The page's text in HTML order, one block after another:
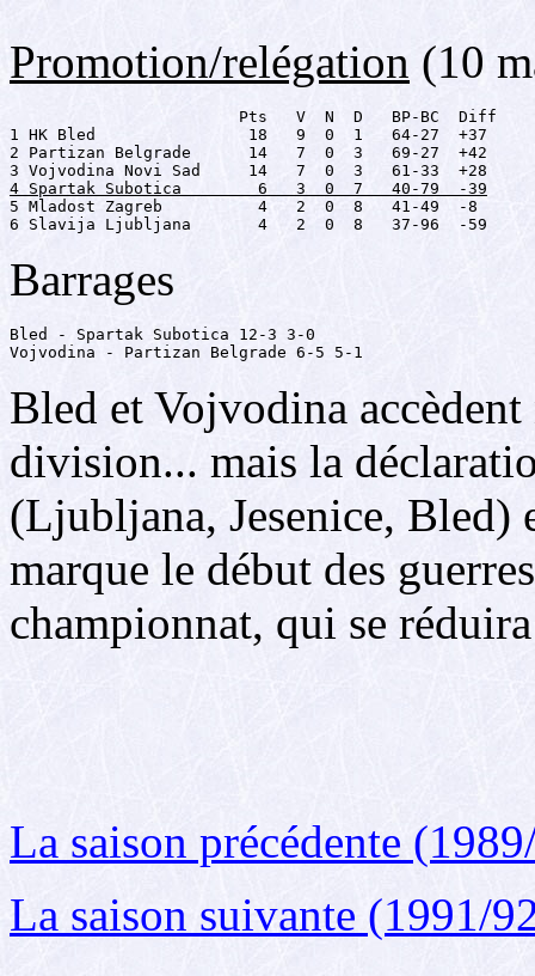
Promotion/relégation (10
                        Pts   V  N  D   BP-BC  Diff
1 HK Bled                18   9  0  1   64-27  +37
2 Partizan Belgrade      14   7  0  3   69-27  +42
4 Spartak Subotica        6   3  0  7   40-79  -39
5 Mladost Zagreb          4   2  0  8   41-49  -8
6 Slavija Ljubljana       4   2  0  8   37-96  -59
Barrages
Bled - Spartak Subotica 12-3 3-0
Vojvodina - Partizan Belgrade 6-5 5-1
Bled et Vojvodina
division... mais la
(Ljubljana, Jesenice, Bled)
marque le début des
championnat, qui se
La saison précédente
La saison suivante (1991/